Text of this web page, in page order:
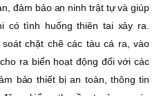
đảm bảo an ninh trật tự và giúp
có tình huống thiên tai xảy ra.
chặt chẽ các tàu cá ra, vào
ra biển hoạt động đối với các
bảo thiết bị an toàn, thông tin